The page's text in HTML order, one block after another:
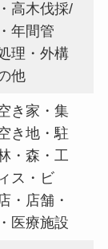
高木伐採/
年間管
理・外構
他
き家・集
き地・駐
・森・工
ス・ビ
・店舗・
医療施設